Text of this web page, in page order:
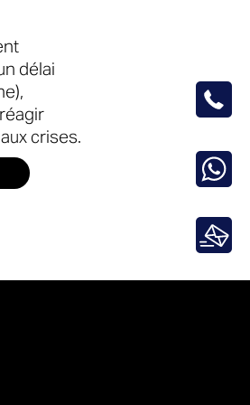
délai
crises.